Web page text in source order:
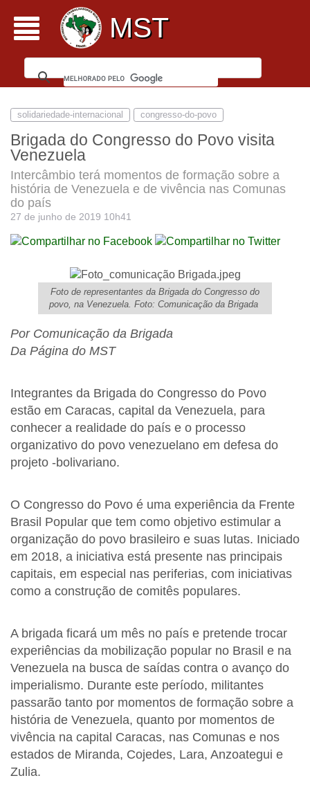
MST
solidariedade-internacional congresso-do-povo
Brigada do Congresso do Povo visita
Venezuela
Intercâmbio terá momentos de formação sobre a
história de Venezuela e de vivência nas Comunas
do país
27 de junho de 2019 10h41
Foto de representantes da Brigada do Congresso do
povo, na Venezuela. Foto: Comunicação da Brigada
Por Comunicação da Brigada
Da Página do MST
Integrantes da Brigada do Congresso do Povo
estão em Caracas, capital da Venezuela, para
conhecer a realidade do país e o processo
organizativo do povo venezuelano em defesa do
projeto -bolivariano.
O Congresso do Povo é uma experiência da Frente
Brasil Popular que tem como objetivo estimular a
organização do povo brasileiro e suas lutas. Iniciado
em 2018, a iniciativa está presente nas principais
capitais, em especial nas periferias, com iniciativas
como a construção de comitês populares.
A brigada ficará um mês no país e pretende trocar
experiências da mobilização popular no Brasil e na
Venezuela na busca de saídas contra o avanço do
imperialismo. Durante este período, militantes
passarão tanto por momentos de formação sobre a
história de Venezuela, quanto por momentos de
vivência na capital Caracas, nas Comunas e nos
estados de Miranda, Cojedes, Lara, Anzoategui e
Zulia.